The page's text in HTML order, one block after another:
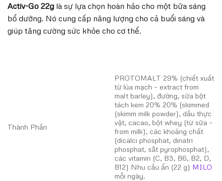
Activ-Go 22g là sự lựa chọn hoàn hảo cho một bữa sáng
bổ dưỡng. Nó cung cấp năng lượng cho cả buổi sáng và
giúp tăng cường sức khỏe cho cơ thể.
Thành Phần
PROTOMALT 29% (chiết xuất
từ lúa mạch – extract from
malt barley), đường, sữa bột
tách kem 20% 20% (skimmed
(skimm milk powder), dầu thực
vật, cacao, bột whey (từ sữa –
from milk), các khoảng chất
(dicalci phosphat, dinatri
phosphat, såt pyrophosphat),
các vitamin (C, B3, B6, B2, D,
B12) Nhu cầu ẩn (22 g) MILO
mỗi ngày.